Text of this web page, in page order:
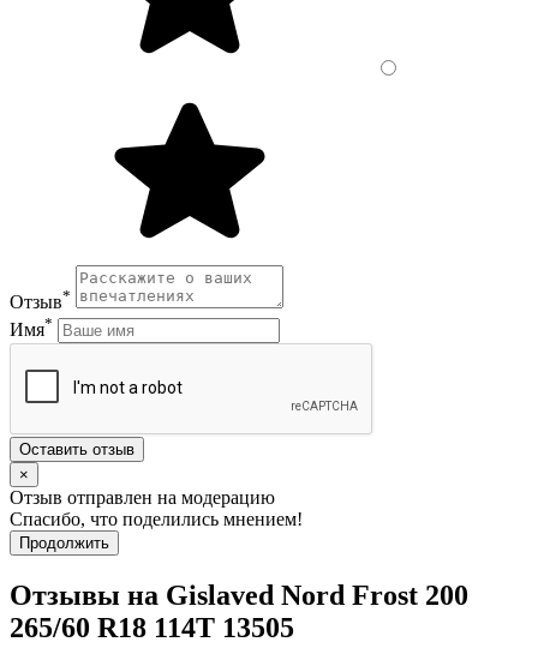
Отзыв*
Имя*
Оставить отзыв
×
Отзыв отправлен на модерацию
Спасибо, что поделились мнением!
Продолжить
Отзывы на Gislaved Nord Frost 200
265/60 R18 114T 13505